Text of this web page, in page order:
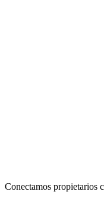
Conectamos propietarios